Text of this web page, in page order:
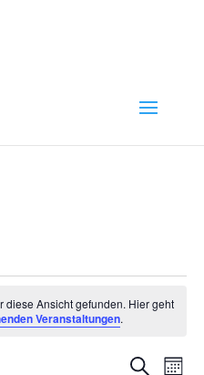
diese Ansicht gefunden. Hier geht
Veranstaltungen.
Suche